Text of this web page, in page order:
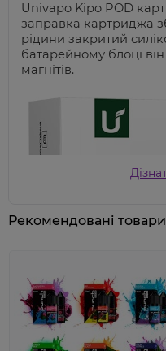
Univapo Kipo POD
заправка картриджа
рідини закритий
батарейному блоці
магнітів.
Плюснутий мундштук
зручний у
систем Univapo Kipo
використовувати з
Рекомендовані товари